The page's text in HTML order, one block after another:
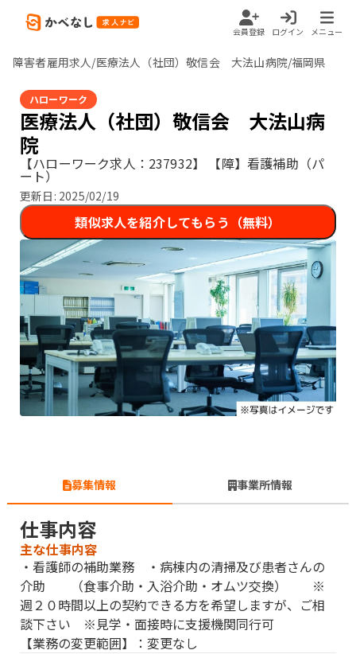
会員登録 ログイン メニュー
障害者雇用求人/医療法人（社団）敬信会 大法山病院/福岡県
ハローワーク
医療法人（社団）敬信会 大法山病
院
【ハローワーク求人：237932】 【障】看護補助（パ
ート）
更新日: 2025/02/19
類似求人を紹介してもらう（無料）
募集情報 事業所情報
仕事内容
主な仕事内容
・看護師の補助業務 ・病棟内の清掃及び患者さんの
介助 （食事介助・入浴介助・オムツ交換） ※
週２０時間以上の契約できる方を希望しますが、ご相
談下さい ※見学・面接時に支援機関同行可
【業務の変更範囲】：変更なし